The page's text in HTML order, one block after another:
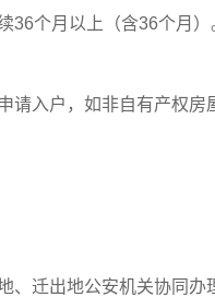
36个月以上（含36个月）
请入户，如非自有产权
、迁出地公安机关协同